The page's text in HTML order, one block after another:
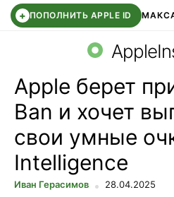
+ ПОПОЛНИТЬ APPLE ID МАКС
СБЕР КИДС ВТБ
Apple берет
Ban и хочет
свои умные
Intelligence
Иван Герасимов 28.04.2025